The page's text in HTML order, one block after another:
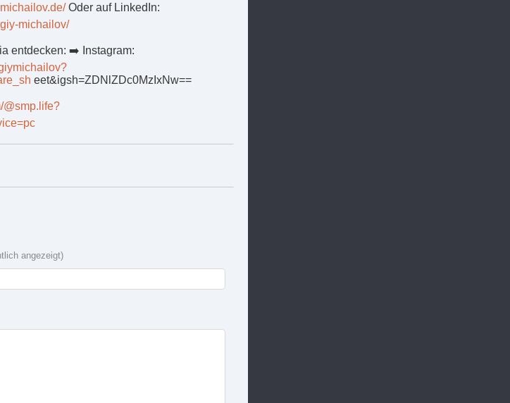
Oder auf LinkedIn:
michailov/
entdecken: ➡️ Instagram:
eet&igsh=ZDNlZDc0MzIxNw==
@smp.life?
angezeigt)